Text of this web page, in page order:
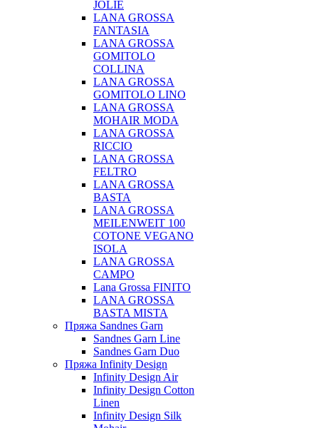
JOLIE
LANA GROSSA
FANTASIA
LANA GROSSA
GOMITOLO
COLLINA
LANA GROSSA
GOMITOLO LINO
LANA GROSSA
MOHAIR MODA
LANA GROSSA
RICCIO
LANA GROSSA
FELTRO
LANA GROSSA
BASTA
LANA GROSSA
MEILENWEIT 100
COTONE VEGANO
ISOLA
LANA GROSSA
CAMPO
Lana Grossa FINITO
LANA GROSSA
BASTA MISTA
Пряжа Sandnes Garn
Sandnes Garn Line
Sandnes Garn Duo
Пряжа Infinity Design
Infinity Design Air
Infinity Design Cotton
Linen
Infinity Design Silk